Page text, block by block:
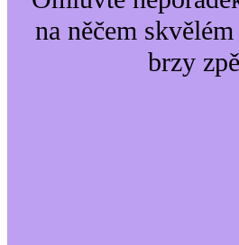
na něčem
brzy